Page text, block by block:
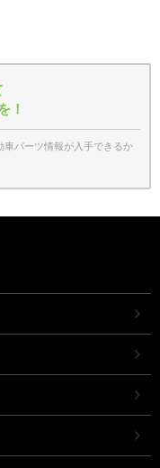
！
パーツ情報が入手できるか